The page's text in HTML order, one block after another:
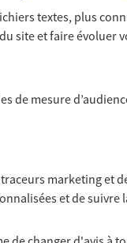
&
textes, plus
site et faire évoluer
de mesure
marketing et
et de suivre